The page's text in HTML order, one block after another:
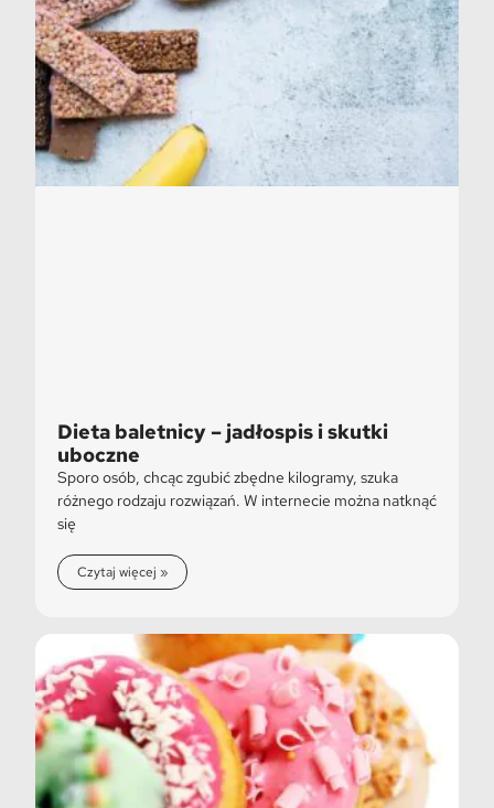
Dieta baletnicy – jadłospis i skutki
uboczne
Sporo osób, chcąc zgubić zbędne kilogramy, szuka
różnego rodzaju rozwiązań. W internecie można natknąć
się
Czytaj więcej »